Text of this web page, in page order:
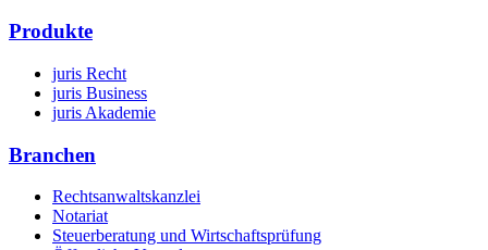
Produkte
juris Recht
juris Business
juris Akademie
Branchen
Rechtsanwaltskanzlei
Notariat
Steuerberatung und Wirtschaftsprüfung